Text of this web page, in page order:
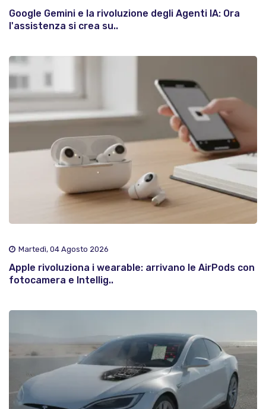
Google Gemini e la rivoluzione degli Agenti IA: Ora
l'assistenza si crea su..
Martedì, 04 Agosto 2026
Apple rivoluziona i wearable: arrivano le AirPods con
fotocamera e Intellig..